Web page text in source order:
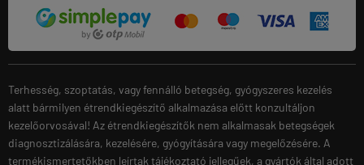
Terhesség, szoptatás, vagy fennálló betegség, gyógyszeres kezelés
alatt bármilyen étrendkiegészítő alkalmazása előtt konzultáljon
kezelőorvosával! Az étrendkiegészítők nem alkalmasak betegségek
diagnosztizálására, kezelésére, gyógyítására vagy megelőzésére. A
termékismertetőkben leírtak tájékoztató jellegűek, a gyártók által adott